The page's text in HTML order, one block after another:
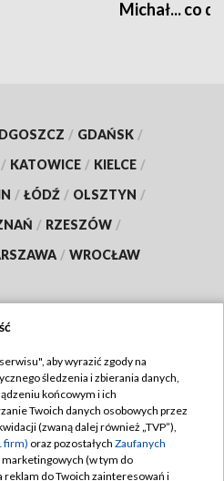
Michał... co
/ GDAŃSK /
/ KATOWICE / KIELCE /
/ ŁÓDŹ / OLSZTYN /
/ RZESZÓW /
/ WROCŁAW
TVP
TVP
prywatności
zgody
aby wyrazić zgody na
śledzenia i zbierania danych,
końcowym i ich
Twoich danych osobowych przez
(zwaną dalej również „TVP”),
firm) oraz pozostałych Zaufanych
marketingowych (w tym do
do Twoich zainteresowań i